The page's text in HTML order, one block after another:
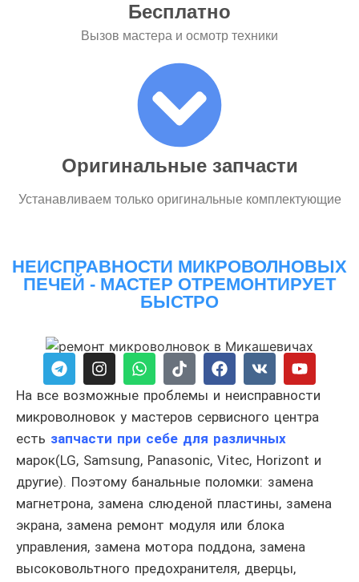
Бесплатно
Вызов мастера и осмотр техники
Оригинальные запчасти
Устанавливаем только оригинальные комплектующие
НЕИСПРАВНОСТИ МИКРОВОЛНОВЫХ
ПЕЧЕЙ - МАСТЕР ОТРЕМОНТИРУЕТ
БЫСТРО
На все возможные проблемы и неисправности
микроволновок у мастеров сервисного центра
есть запчасти при себе для различных
марок(LG, Samsung, Panasonic, Vitec, Horizont и
другие). Поэтому банальные поломки: замена
магнетрона, замена слюденой пластины, замена
экрана, замена ремонт модуля или блока
управления, замена мотора поддона, замена
высоковольтного предохранителя, дверцы,